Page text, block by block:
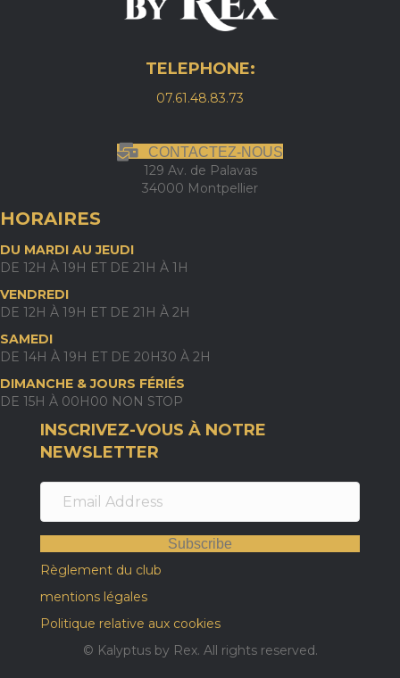
TELEPHONE:
07.61.48.83.73
CONTACTEZ-NOUS
129 Av. de Palavas
34000 Montpellier
HORAIRES
DU MARDI AU JEUDI
DE 12H À 19H ET DE 21H À 1H
VENDREDI
DE 12H À 19H ET DE 21H À 2H
SAMEDI
DE 14H À 19H ET DE 20H30 À 2H
DIMANCHE & JOURS FÉRIÉS
DE 15H À 00H00 NON STOP
INSCRIVEZ-VOUS À NOTRE
NEWSLETTER
Subscribe
Règlement du club
mentions légales
Politique relative aux cookies
© Kalyptus by Rex. All rights reserved.